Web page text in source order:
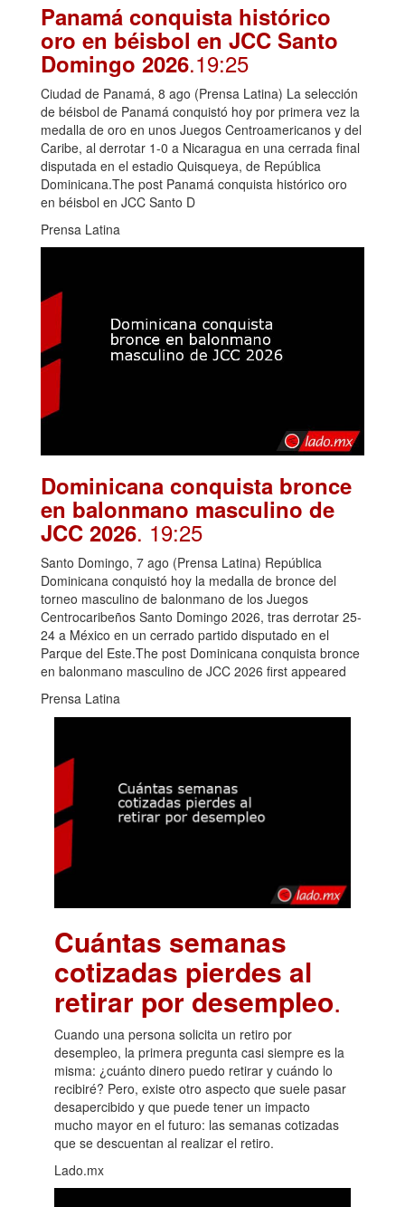
Panamá conquista histórico
oro en béisbol en JCC Santo
Domingo 2026.19:25
Ciudad de Panamá, 8 ago (Prensa Latina) La selección
de béisbol de Panamá conquistó hoy por primera vez la
medalla de oro en unos Juegos Centroamericanos y del
Caribe, al derrotar 1-0 a Nicaragua en una cerrada final
disputada en el estadio Quisqueya, de República
Dominicana.The post Panamá conquista histórico oro
en béisbol en JCC Santo D
Prensa Latina
Dominicana conquista bronce
en balonmano masculino de
JCC 2026. 19:25
Santo Domingo, 7 ago (Prensa Latina) República
Dominicana conquistó hoy la medalla de bronce del
torneo masculino de balonmano de los Juegos
Centrocaribeños Santo Domingo 2026, tras derrotar 25-
24 a México en un cerrado partido disputado en el
Parque del Este.The post Dominicana conquista bronce
en balonmano masculino de JCC 2026 first appeared
Prensa Latina
Cuántas semanas
cotizadas pierdes al
retirar por desempleo.
Cuando una persona solicita un retiro por
desempleo, la primera pregunta casi siempre es la
misma: ¿cuánto dinero puedo retirar y cuándo lo
recibiré? Pero, existe otro aspecto que suele pasar
desapercibido y que puede tener un impacto
mucho mayor en el futuro: las semanas cotizadas
que se descuentan al realizar el retiro.
Lado.mx